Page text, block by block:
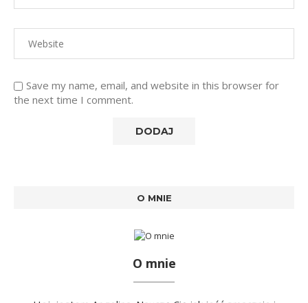
Save my name, email, and website in this browser for
the next time I comment.
O MNIE
O mnie